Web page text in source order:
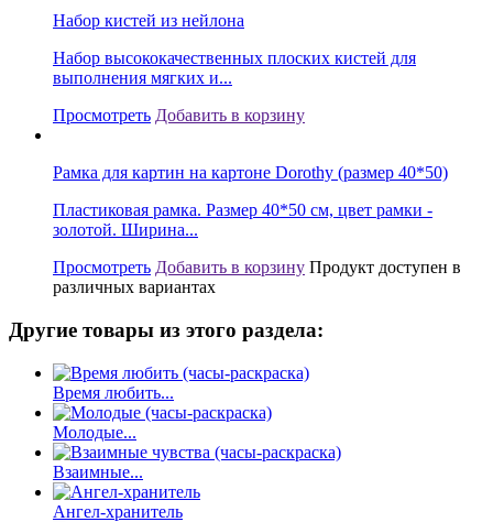
Набор кистей из нейлона
Набор высококачественных плоских кистей для
выполнения мягких и...
Просмотреть Добавить в корзину
Рамка для картин на картоне Dorothy (размер 40*50)
Пластиковая рамка. Размер 40*50 см, цвет рамки -
золотой. Ширина...
Просмотреть Добавить в корзину Продукт доступен в
различных вариантах
Другие товары из этого раздела:
Время любить...
Молодые...
Взаимные...
Ангел-хранитель